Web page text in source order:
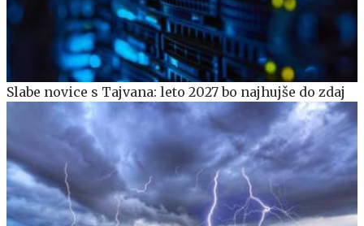
Slabe novice s Tajvana: leto 2027 bo najhujše do zdaj